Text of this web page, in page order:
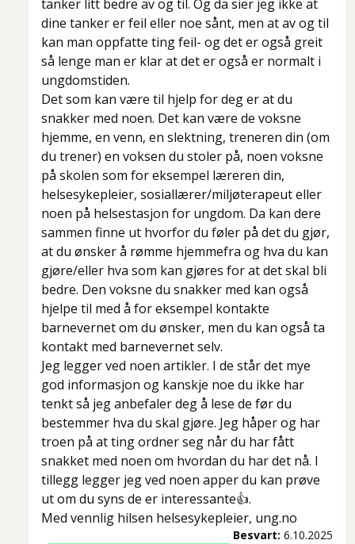
tanker litt bedre av og til. Og da sier jeg ikke at
dine tanker er feil eller noe sånt, men at av og til
kan man oppfatte ting feil- og det er også greit
så lenge man er klar at det er også er normalt i
ungdomstiden.
Det som kan være til hjelp for deg er at du
snakker med noen. Det kan være de voksne
hjemme, en venn, en slektning, treneren din (om
du trener) en voksen du stoler på, noen voksne
på skolen som for eksempel læreren din,
helsesykepleier, sosiallærer/miljøterapeut eller
noen på helsestasjon for ungdom. Da kan dere
sammen finne ut hvorfor du føler på det du gjør,
at du ønsker å rømme hjemmefra og hva du kan
gjøre/eller hva som kan gjøres for at det skal bli
bedre. Den voksne du snakker med kan også
hjelpe til med å for eksempel kontakte
barnevernet om du ønsker, men du kan også ta
kontakt med barnevernet selv.
Jeg legger ved noen artikler. I de står det mye
god informasjon og kanskje noe du ikke har
tenkt så jeg anbefaler deg å lese de før du
bestemmer hva du skal gjøre. Jeg håper og har
troen på at ting ordner seg når du har fått
snakket med noen om hvordan du har det nå. I
tillegg legger jeg ved noen apper du kan prøve
ut om du syns de er interessante👍.
Med vennlig hilsen helsesykepleier, ung.no
Besvart: 6.10.2025